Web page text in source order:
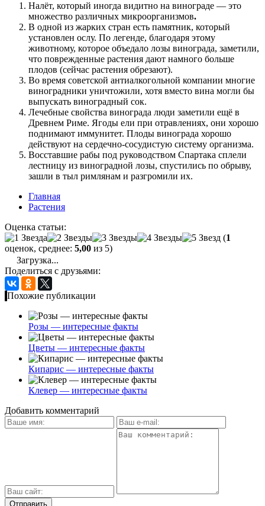
Налёт, который иногда видитно на винограде — это
множество различных микроорганизмов.
В одной из жарких стран есть памятник, который
установлен ослу. По легенде, благодаря этому
животному, которое объедало лозы винограда, заметили,
что поврежденные растения дают намного больше
плодов (сейчас растения обрезают).
Во время советской антиалкогольной компании многие
виноградники уничтожили, хотя вместо вина могли бы
выпускать виноградный сок.
Лечебные свойства винограда люди заметили ещё в
Древнем Риме. Ягоды ели при отравлениях, они хорошо
поднимают иммунитет. Плоды винограда хорошо
действуют на сердечно-сосудистую систему организма.
Восставшие рабы под руководством Спартака сплели
лестницу из виноградной лозы, спустились по обрыву,
зашли в тыл римлянам и разгромили их.
Главная
Растения
Оценка статьи:
(1
оценок, среднее: 5,00 из 5)
Загрузка...
Поделиться с друзьями:
Похожие публикации
Розы — интересные факты
Цветы — интересные факты
Кипарис — интересные факты
Клевер — интересные факты
Добавить комментарий